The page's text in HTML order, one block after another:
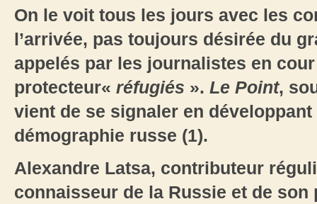
On le voit tous les jours avec les
l’arrivée, pas toujours désirée du
appelés par les journalistes en
protecteur« réfugiés ». Le Point,
vient de se signaler en
démographie russe (1).
Alexandre Latsa, contributeur
connaisseur de la Russie et de